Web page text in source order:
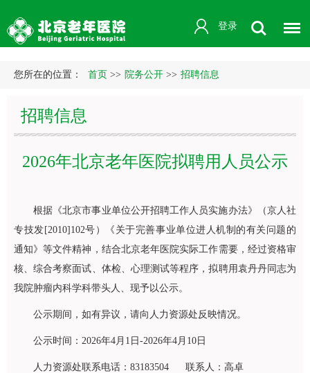
登录
您所在的位置： 首页 >> 院务公开 >> 招聘信息
招聘信息
2026年北京老年医院拟聘用人员公示
根据《北京市事业单位公开招聘工作人员实施办法》（京人社
专技发[2010]102号）《关于完善事业单位进人机制的有关问题的
通知》等文件精神，结合北京老年医院实际工作需要，经过资格审
核、综合考察面试、体检、心理测试等程序，拟聘用袁丹丹同志为
我院肿瘤内科学科带头人、现予以公示。
公示期间，如有异议，请向人力资源处反映情况。
公示时间：2026年4月1日-2026年4月10日
人力资源处联系电话：83183504 联系人：高卓